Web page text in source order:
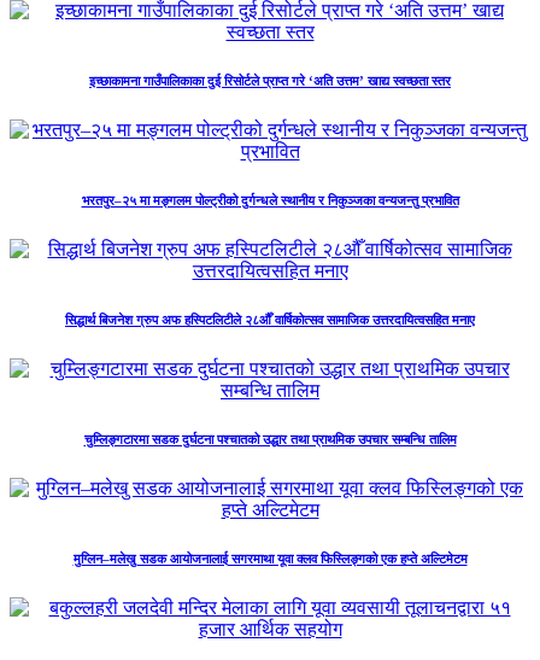
इच्छाकामना गाउँपालिकाका दुई रिसोर्टले प्राप्त गरे ‘अति उत्तम’ खाद्य स्वच्छता स्तर
भरतपुर–२५ मा मङ्गलम पोल्ट्रीको दुर्गन्धले स्थानीय र निकुञ्जका वन्यजन्तु प्रभावित
सिद्धार्थ बिजनेश ग्रुप अफ हस्पिटलिटीले २८औँ वार्षिकोत्सव सामाजिक उत्तरदायित्वसहित मनाए
चुम्लिङ्गटारमा सडक दुर्घटना पश्चातको उद्धार तथा प्राथमिक उपचार सम्बन्धि तालिम
मुग्लिन–मलेखु सडक आयोजनालाई सगरमाथा यूवा क्लव फिस्लिङ्गको एक हप्ते अल्टिमेटम